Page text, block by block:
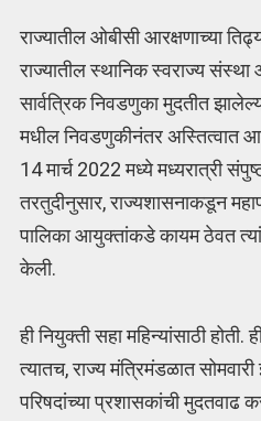
राज्यातील ओबीसी आरक्षणाच्या
राज्यातील स्थानिक स्वराज्य
सार्वत्रिक निवडणुका मुदतीत
मधील निवडणुकीनंतर अस्तित्वात
14 मार्च 2022 मध्ये मध्यरात्री
तरतुदीनुसार, राज्यशासनाकडून
पालिका आयुक्‍तांकडे कायम ठेवत
केली.
ही नियुक्‍ती सहा महिन्यांसाठी
त्यातच, राज्य मंत्रिमंडळात
परिषदांच्या प्रशासकांची मुदतवाढ